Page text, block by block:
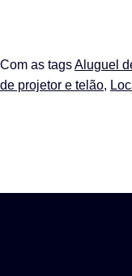
Com as tagsAluguel
de projetor e telão,